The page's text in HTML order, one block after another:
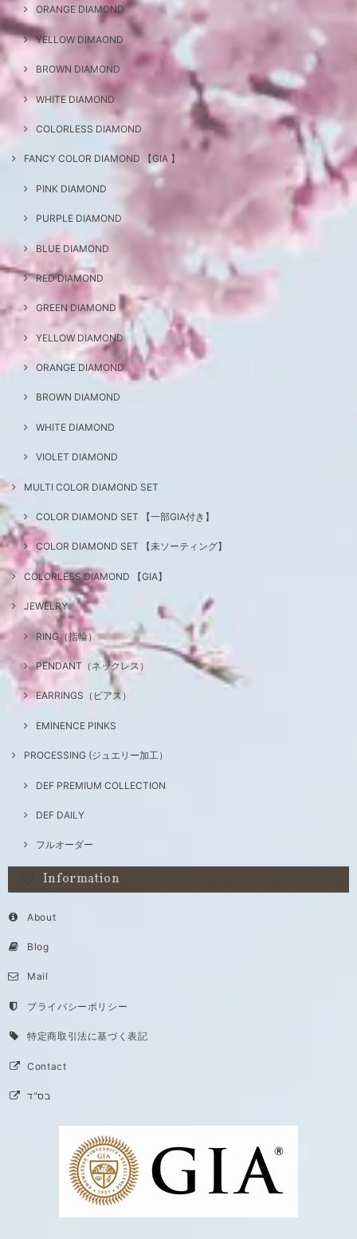
ORANGE DIAMOND
YELLOW DIMAOND
BROWN DIAMOND
WHITE DIAMOND
COLORLESS DIAMOND
FANCY COLOR DIAMOND 【GIA 】
PINK DIAMOND
PURPLE DIAMOND
BLUE DIAMOND
RED DIAMOND
GREEN DIAMOND
YELLOW DIAMOND
ORANGE DIAMOND
BROWN DIAMOND
WHITE DIAMOND
VIOLET DIAMOND
MULTI COLOR DIAMOND SET
COLOR DIAMOND SET 【一部GIA付き】
COLOR DIAMOND SET 【未ソーティング】
COLORLESS DIAMOND 【GIA】
JEWELRY
RING（指輪）
PENDANT（ネックレス）
EARRINGS（ピアス）
EMINENCE PINKS
PROCESSING (ジュエリー加工）
DEF PREMIUM COLLECTION
DEF DAILY
フルオーダー
Information
About
Blog
Mail
プライバシーポリシー
特定商取引法に基づく表記
Contact
בס"ד